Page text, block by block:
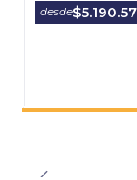
desde